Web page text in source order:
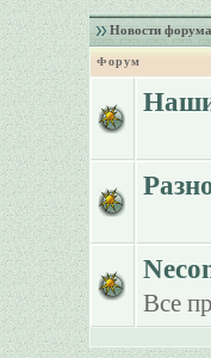
Новости форума
Форум
Все